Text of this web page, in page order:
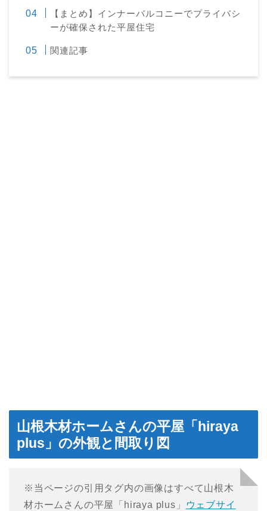
【まとめ】インナーバルコニーでプライバシ
ーが確保された平屋住宅
関連記事
山根木材ホームさんの平屋「hiraya
plus」の外観と間取り図
※当ページの引用タグ内の画像はすべて山根木
材ホームさんの平屋「hiraya plus」
ウェブサイ